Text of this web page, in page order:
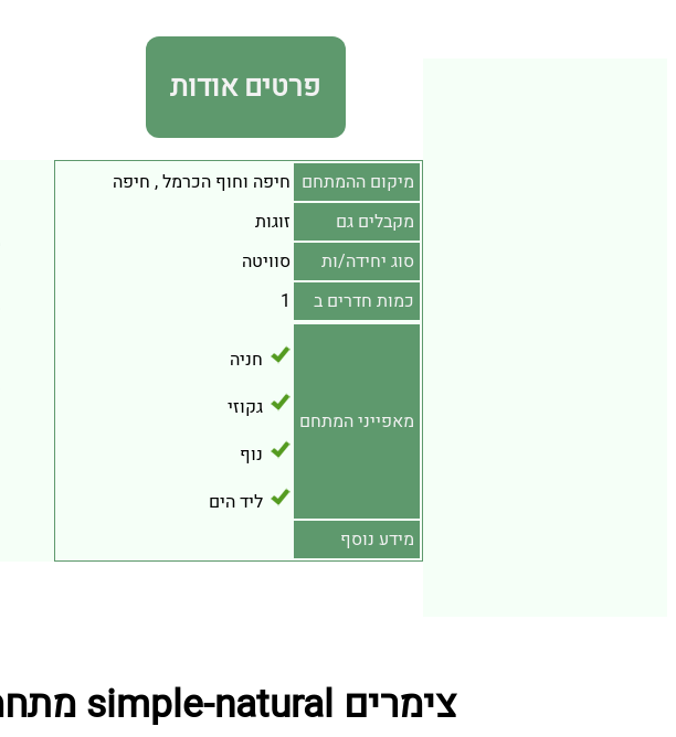
פרטים אודות
מיקום ההמתחם חיפה וחוף הכרמל, חיפה
מקבלים גם
זוגות
סוג יחידה/ות
סוויטה
כמות חדרים ב
1
מאפייני המתחם
חניה
גקוזי
נוף
ליד הים
מידע נוסף
צימרים simple-natural מתחמי נופש קרובים ל בלאק סוויט על הים